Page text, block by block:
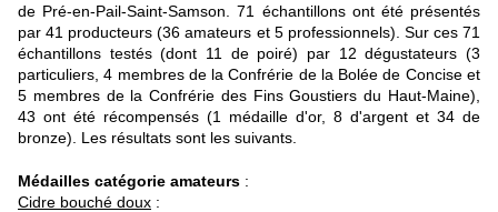
de Pré-en-Pail-Saint-Samson. 71 échantillons ont été présentés
par 41 producteurs (36 amateurs et 5 professionnels). Sur ces 71
échantillons testés (dont 11 de poiré) par 12 dégustateurs (3
particuliers, 4 membres de la Confrérie de la Bolée de Concise et
5 membres de la Confrérie des Fins Goustiers du Haut-Maine),
43 ont été récompensés (1 médaille d'or, 8 d'argent et 34 de
bronze). Les résultats sont les suivants.
Médailles catégorie amateurs :
Cidre bouché doux :